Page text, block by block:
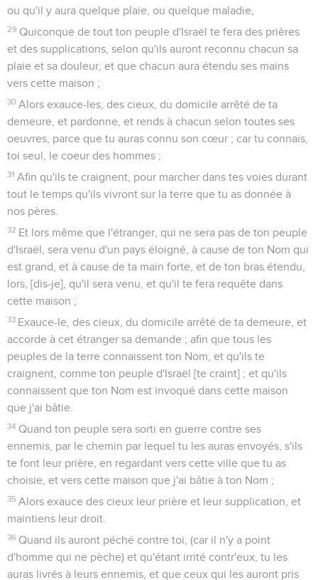
ou qu'il y aura quelque plaie, ou quelque maladie,
29 Quiconque de tout ton peuple d'Israël te fera des prières
et des supplications, selon qu'ils auront reconnu chacun sa
plaie et sa douleur, et que chacun aura étendu ses mains
vers cette maison ;
30 Alors exauce-les, des cieux, du domicile arrêté de ta
demeure, et pardonne, et rends à chacun selon toutes ses
oeuvres, parce que tu auras connu son cœur ; car tu connais,
toi seul, le coeur des hommes ;
31 Afin qu'ils te craignent, pour marcher dans tes voies durant
tout le temps qu'ils vivront sur la terre que tu as donnée à
nos pères.
32 Et lors même que l'étranger, qui ne sera pas de ton peuple
d'Israël, sera venu d'un pays éloigné, à cause de ton Nom qui
est grand, et à cause de ta main forte, et de ton bras étendu,
lors, [dis-je], qu'il sera venu, et qu'il te fera requête dans
cette maison ;
33 Exauce-le, des cieux, du domicile arrêté de ta demeure, et
accorde à cet étranger sa demande ; afin que tous les
peuples de la terre connaissent ton Nom, et qu'ils te
craignent, comme ton peuple d'Israël [te craint] ; et qu'ils
connaissent que ton Nom est invoqué dans cette maison
que j'ai bâtie.
34 Quand ton peuple sera sorti en guerre contre ses
ennemis, par le chemin par lequel tu les auras envoyés, s'ils
te font leur prière, en regardant vers cette ville que tu as
choisie, et vers cette maison que j'ai bâtie à ton Nom ;
35 Alors exauce des cieux leur prière et leur supplication, et
maintiens leur droit.
36 Quand ils auront péché contre toi, (car il n'y a point
d'homme qui ne pèche) et qu'étant irrité contr'eux, tu les
auras livrés à leurs ennemis, et que ceux qui les auront pris